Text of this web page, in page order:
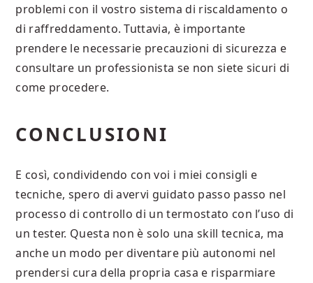
problemi con il vostro sistema di riscaldamento o
di raffreddamento. Tuttavia, è importante
prendere le necessarie precauzioni di sicurezza e
consultare un professionista se non siete sicuri di
come procedere.
CONCLUSIONI
E così, condividendo con voi i miei consigli e
tecniche, spero di avervi guidato passo passo nel
processo di controllo di un termostato con l’uso di
un tester. Questa non è solo una skill tecnica, ma
anche un modo per diventare più autonomi nel
prendersi cura della propria casa e risparmiare